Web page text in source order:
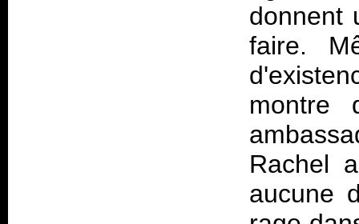
donnent
faire.
montre
Rachel
aucune